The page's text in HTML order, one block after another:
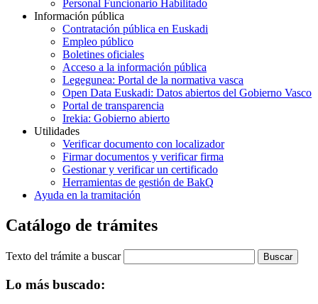
Personal Funcionario Habilitado
Información pública
Contratación pública en Euskadi
Empleo público
Boletines oficiales
Acceso a la información pública
Legegunea: Portal de la normativa vasca
Open Data Euskadi: Datos abiertos del Gobierno Vasco
Portal de transparencia
Irekia: Gobierno abierto
Utilidades
Verificar documento con localizador
Firmar documentos y verificar firma
Gestionar y verificar un certificado
Herramientas de gestión de BakQ
Ayuda en la tramitación
Catálogo de trámites
Texto del trámite a buscar
Lo más buscado: